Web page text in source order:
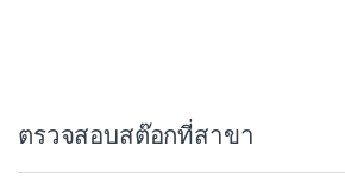
o
ตรวจสอบสต๊อกที่สาขา